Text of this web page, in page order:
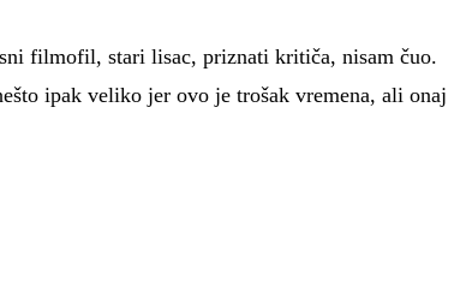
filmofil, stari lisac, priznati kritiča, nisam čuo.
ipak veliko jer ovo je trošak vremena, ali onaj